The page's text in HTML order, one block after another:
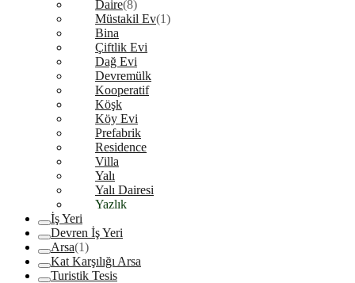
Daire(8)
Müstakil Ev(1)
Bina
Çiftlik Evi
Dağ Evi
Devremülk
Kooperatif
Köşk
Köy Evi
Prefabrik
Residence
Villa
Yalı
Yalı Dairesi
Yazlık
İş Yeri
Devren İş Yeri
Arsa(1)
Kat Karşılığı Arsa
Turistik Tesis